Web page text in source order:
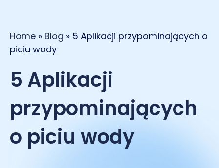
Home » Blog » 5 Aplikacji przypominających o
piciu wody
5 Aplikacji
przypominających
o piciu wody